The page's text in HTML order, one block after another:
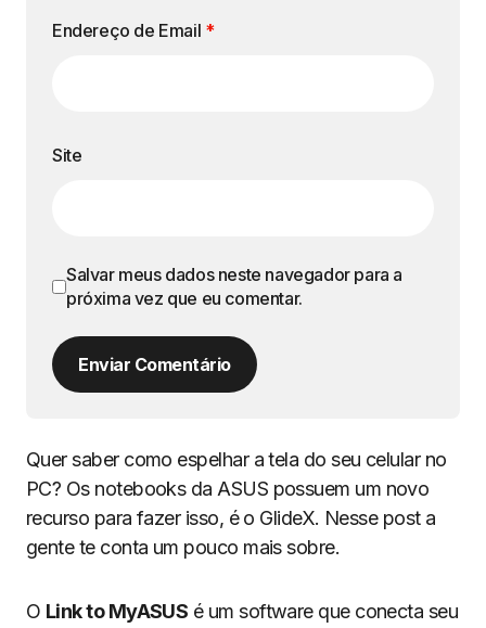
Endereço de Email *
Site
Salvar meus dados neste navegador para a
próxima vez que eu comentar.
Enviar Comentário
Quer saber como espelhar a tela do seu celular no
PC? Os notebooks da ASUS possuem um novo
recurso para fazer isso, é o GlideX. Nesse post a
gente te conta um pouco mais sobre.
O Link to MyASUS é um software que conecta seu